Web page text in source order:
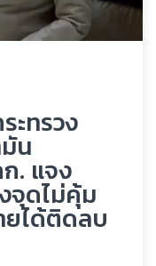
ะทรวง
น
. แจง
จุดไม่คุ้ม
ได้ติดลบ